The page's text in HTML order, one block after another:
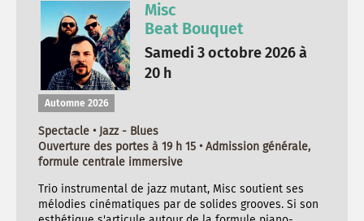
Misc
Beat Bouquet
Samedi 3 octobre 2026 à
20 h
Automne 2026
Spectacle • Jazz - Blues
Ouverture des portes à 19 h 15 • Admission générale,
formule centrale immersive
Trio instrumental de jazz mutant, Misc soutient ses
mélodies cinématiques par de solides grooves. Si son